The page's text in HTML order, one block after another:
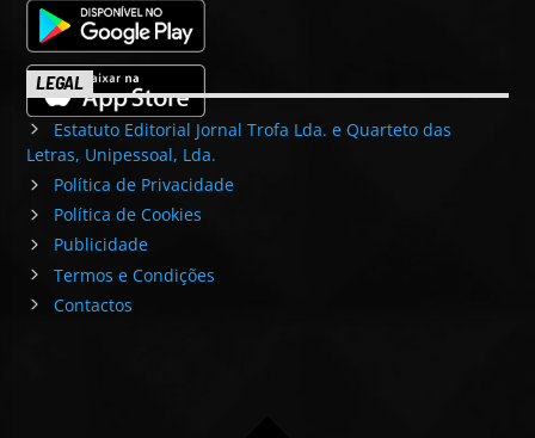
LEGAL
Estatuto Editorial Jornal Trofa Lda. e Quarteto das
Letras, Unipessoal, Lda.
Política de Privacidade
Política de Cookies
Publicidade
Termos e Condições
Contactos